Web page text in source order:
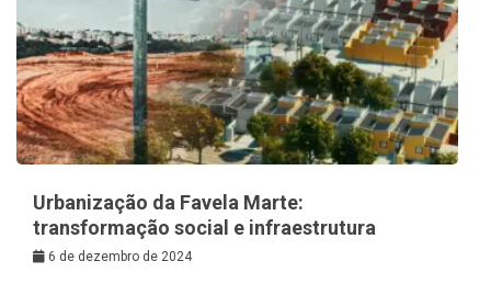
Urbanização da Favela Marte:
transformação social e infraestrutura
6 de dezembro de 2024